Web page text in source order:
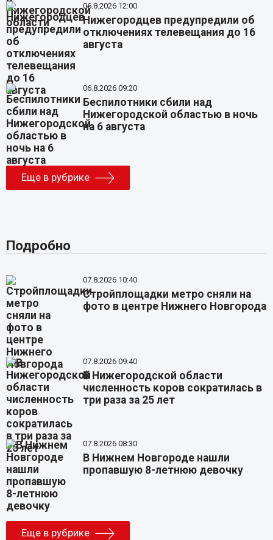
06.8.2026 12:00
Нижегородцев предупредили об
отключениях телевещания до 16
августа
06.8.2026 09:20
Беспилотники сбили над
Нижегородской областью в ночь
на 6 августа
Еще в рубрике
Подробно
07.8.2026 10:40
Стройплощадки метро сняли на
фото в центре Нижнего Новгорода
07.8.2026 09:40
В Нижегородской области
численность коров сократилась в
три раза за 25 лет
07.8.2026 08:30
В Нижнем Новгороде нашли
пропавшую 8-летнюю девочку
Еще в рубрике